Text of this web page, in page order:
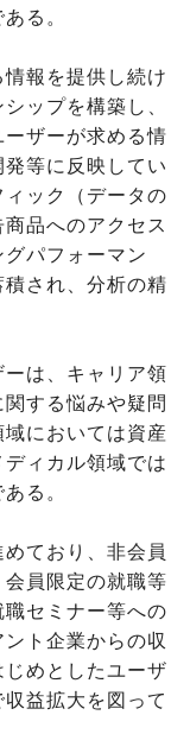
る。
報を提供し続け
ップを構築し、
ザーが求める情
等に反映してい
ック（データの
品へのアクセス
パフォーマン
され、分析の精
は、キャリア領
する悩みや疑問
においては資産
ィカル領域では
る。
ており、非会員
員限定の就職等
セミナー等への
ト企業からの収
めとしたユーザ
益拡大を図って